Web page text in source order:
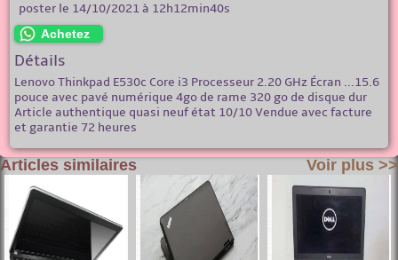
poster le 14/10/2021 à 12h12min40s
Achetez
Détails
Lenovo Thinkpad E530c Core i3 Processeur 2.20 GHz Écran ...15.6
pouce avec pavé numérique 4go de rame 320 go de disque dur
Article authentique quasi neuf état 10/10 Vendue avec facture
et garantie 72 heures
Articles similaires Voir plus >>